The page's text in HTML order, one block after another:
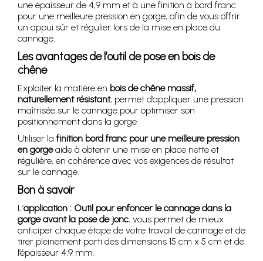
une épaisseur de 4,9 mm et à une finition à bord franc
pour une meilleure pression en gorge, afin de vous offrir
un appui sûr et régulier lors de la mise en place du
cannage.
Les avantages de l’outil de pose en bois de
chêne
Exploiter la matière en bois de chêne massif,
naturellement résistant, permet d’appliquer une pression
maîtrisée sur le cannage pour optimiser son
positionnement dans la gorge.
Utiliser la finition bord franc pour une meilleure pression
en gorgeaide à obtenir une mise en place nette et
régulière, en cohérence avec vos exigences de résultat
sur le cannage.
Bon à savoir
L’application : Outil pour enfoncer le cannage dans la
gorge avant la pose de jonc. vous permet de mieux
anticiper chaque étape de votre travail de cannage et de
tirer pleinement parti des dimensions 15 cm x 5 cm et de
l’épaisseur 4,9 mm.